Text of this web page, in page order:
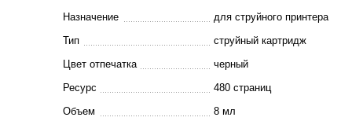
Назначение
для струйного принтера
Тип
струйный картридж
Цвет отпечатка
черный
Ресурс
480 страниц
Объем
8 мл